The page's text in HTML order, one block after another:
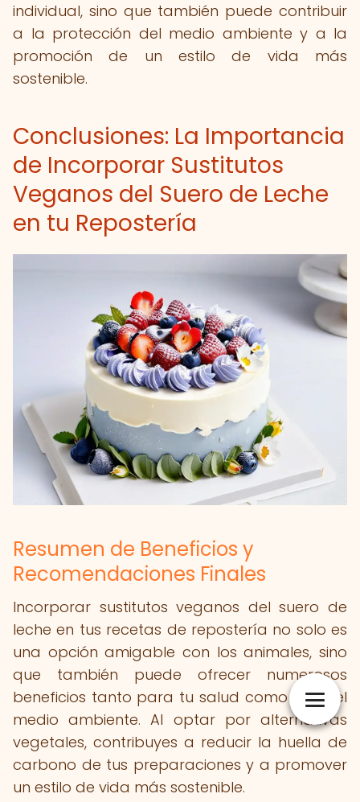
individual, sino que también puede contribuir
a la protección del medio ambiente y a la
promoción de un estilo de vida más
sostenible.
Conclusiones: La Importancia
de Incorporar Sustitutos
Veganos del Suero de Leche
en tu Repostería
Resumen de Beneficios y
Recomendaciones Finales
Incorporar sustitutos veganos del suero de
leche en tus recetas de repostería no solo es
una opción amigable con los animales, sino
que también puede ofrecer numerosos
beneficios tanto para tu salud como para el
medio ambiente. Al optar por alternativas
vegetales, contribuyes a reducir la huella de
carbono de tus preparaciones y a promover
un estilo de vida más sostenible.